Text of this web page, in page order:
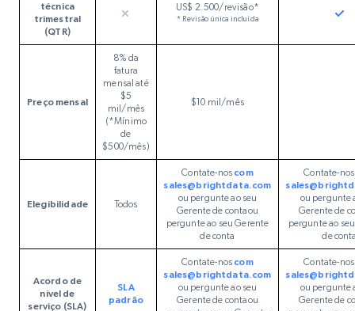
técnica
trimestral
(QTR)
US$ 2.500/revisão*
* Revisão única incluída
Preço mensal
8% da
fatura
mensal até
$5
mil/mês
(*Mínimo
de
$500/mês)
$10 mil/mês
Elegibilidade Todos
Contate-nos com
sales@brightdata.com
ou pergunte ao seu
Gerente de contaou
pergunte ao seu Gerente
de conta
Contate-
ou pergunte
Gerente de
pergunte ao
de
Acordo de
nível de
serviço (SLA)
SLA
padrão
Contate-nos com
sales@brightdata.com
ou pergunte ao seu
Gerente de contaou
Contate-
ou pergunte
Gerente de